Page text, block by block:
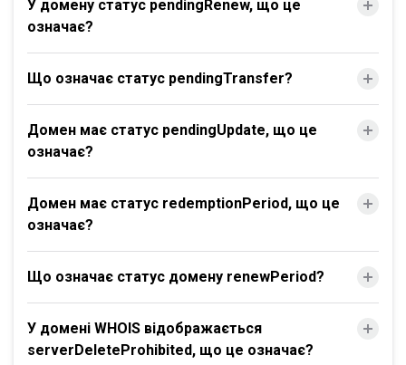
У домену статус pendingRenew, що це
означає?
Що означає статус pendingTransfer?
Домен має статус pendingUpdate, що це
означає?
Домен має статус redemptionPeriod, що це
означає?
Що означає статус домену renewPeriod?
У домені WHOIS відображається
serverDeleteProhibited, що це означає?